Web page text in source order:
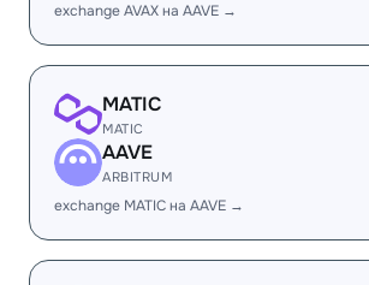
exchange AVAX на AAVE →
MATIC
MATIC
AAVE
ARBITRUM
exchange MATIC на AAVE →